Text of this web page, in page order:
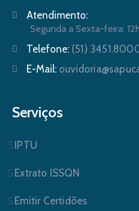
Atendimento:
Segunda a Sexta-feira:
Telefone: (51)
E-Mail:
Serviços
IPTU
Extrato ISSQN
Emitir Certidões